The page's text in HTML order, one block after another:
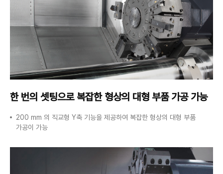
한 번의 셋팅으로복잡한 형상의 대형 부품 가공 가능
200 mm 의 직교형 Y축 기능을 제공하여 복잡한 형상의 대형 부품
가공이 가능